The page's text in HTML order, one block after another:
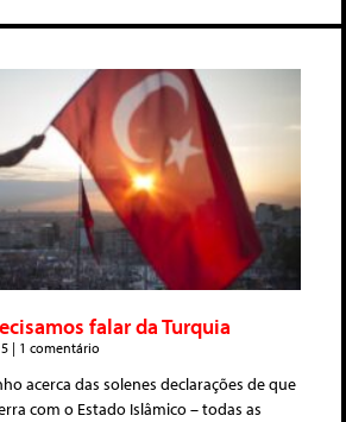
falar da Turquia
1 comentário
acerca das solenes declarações de que
com o Estado Islâmico – todas as